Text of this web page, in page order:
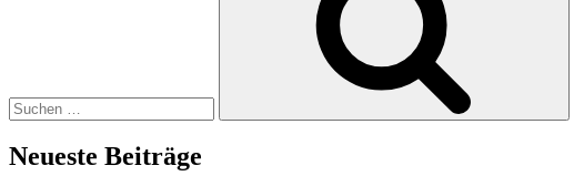
Neueste Beiträge